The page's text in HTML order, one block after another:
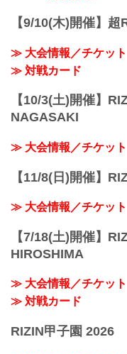
【9/10(木)開催】
≫ 大会情報／チケット
≫ 対戦カード
【10/3(土)開催】
NAGASAKI
≫ 大会情報／チケット
【11/8(日)開催】
≫ 大会情報／チケット
【7/18(土)開催】
HIROSHIMA
≫ 大会情報／チケット
≫ 対戦カード
RIZIN甲子園 2026